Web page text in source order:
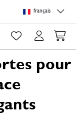
français
0
pour